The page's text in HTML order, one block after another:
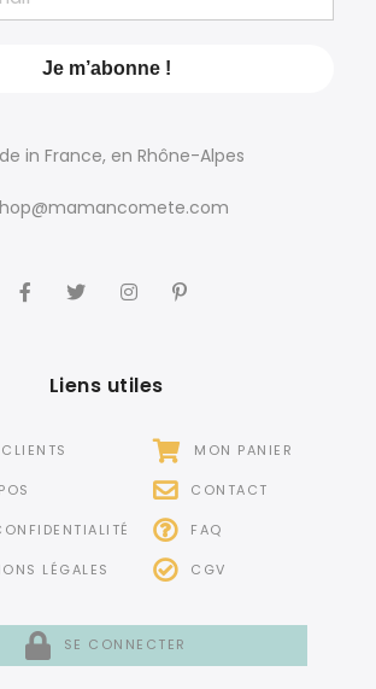
in France, en Rhône-Alpes
Liens utiles
LÉGALES
MON PANIER
CONTACT
FAQ
CGV
SE CONNECTER